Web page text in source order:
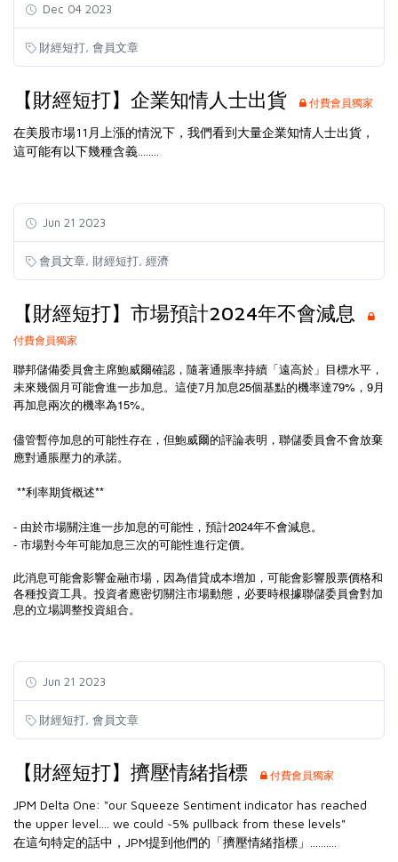
Dec 04 2023
財經短打 會員文章
【財經短打】企業知情人士出貨 付費會員獨家
在美股市場11月上漲的情況下，我們看到大量企業知情人士出貨，
這可能有以下幾種含義........
Jun 21 2023
會員文章 財經短打 經濟
【財經短打】市場預計2024年不會減息
付費會員獨家
聯邦儲備委員會主席鮑威爾確認，隨著通脹率持續「遠高於」目標水平，
未來幾個月可能會進一步加息。這使7月加息25個基點的機率達79%，9月
再加息兩次的機率為15%。
儘管暫停加息的可能性存在，但鮑威爾的評論表明，聯儲委員會不會放棄
應對通脹壓力的承諾。
**利率期貨概述**
- 由於市場關注進一步加息的可能性，預計2024年不會減息。
- 市場對今年可能加息三次的可能性進行定價。
此消息可能會影響金融市場，因為借貸成本增加，可能會影響股票價格和
各種投資工具。投資者應密切關注市場動態，必要時根據聯儲委員會對加
息的立場調整投資組合。
Jun 21 2023
財經短打 會員文章
【財經短打】擠壓情緒指標 付費會員獨家
JPM Delta One: "our Squeeze Sentiment indicator has reached
the upper level.... we could ~5% pullback from these levels"
在這句特定的話中，JPM提到他們的「擠壓情緒指標」..........